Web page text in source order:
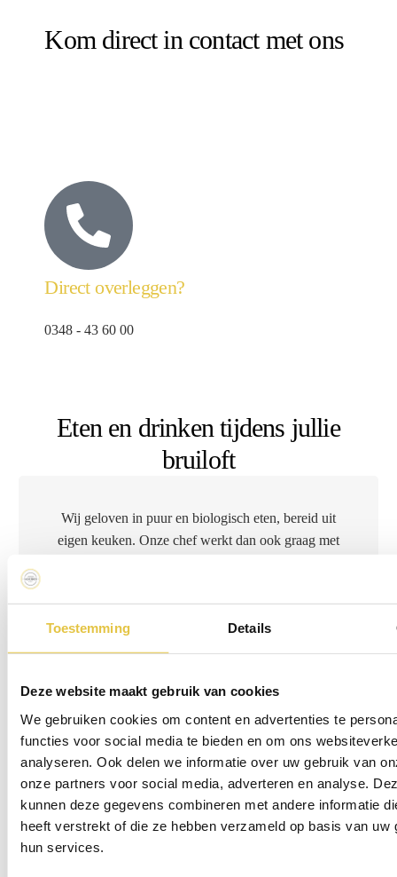
Toestemming Details
Deze website maakt gebruik van cookies
We gebruiken cookies om content en advertenties te
functies voor social media te bieden en om ons
analyseren. Ook delen we informatie over uw gebruik van
onze partners voor social media, adverteren en analyse.
kunnen deze gegevens combineren met andere informatie
heeft verstrekt of die ze hebben verzameld op basis van uw
hun services.
Kom direct in contact met ons
Direct overleggen?
0348 - 43 60 00
Eten en drinken tijdens jullie
bruiloft
Wij geloven in puur en biologisch eten, bereid uit
eigen keuken. Onze chef werkt dan ook graag met
klassieke bitterbal tot luxe blini’s of oesters en van
uitgebreid gangen diner tot feestelijk walking dinner.
Benieuwd naar alle mogelijkheden? In de brochure
Meer informatie
Download de brochure